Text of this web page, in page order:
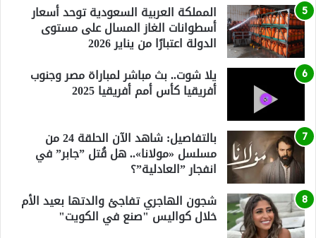
المملكة العربية السعودية توحد أسعار
أسطوانات الغاز المسال على مستوى
الدولة اعتبارًا من يناير 2026
يلا شوت.. بث مباشر لمباراة مصر وجنوب
أفريقيا كأس أمم أفريقيا 2025
بالتفاصيل: شاهد الآن الحلقة 24 من
مسلسل «مولانا».. هل قُتل ”جابر” في
انفجار ”العادلية”؟
شجون الهاجري تفاجئ والدتها بعيد الأم
خلال كواليس "صنع في الكويت"